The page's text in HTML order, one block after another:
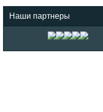
Наши партнеры